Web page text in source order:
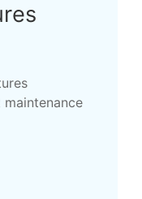
maintenance